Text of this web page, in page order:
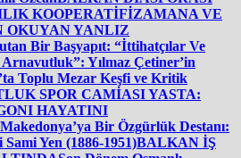
KOOPERATİFİZAMANA VE
OKUYAN YANLIZ
Bir Başyapıt: “İttihatçılar Ve
Yılmaz Çetiner’in
Toplu Mezar Keşfi ve Kritik
SPOR CAMİASI YASTA:
HAYATINI
Bir Özgürlük Destanı:
Sami Yen (1886-1951)BALKAN İŞ